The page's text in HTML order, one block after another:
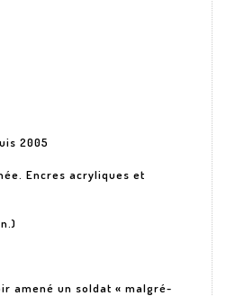
2005
Encres acryliques et
amené un soldat « malgré-